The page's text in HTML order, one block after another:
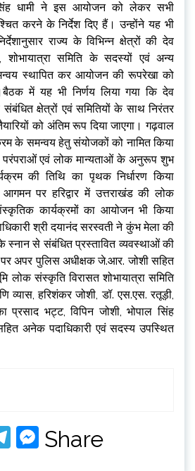
धामी ने इस आयोजन को लेकर सभी
करने के निर्देश दिए हैं। उन्होंने यह भी
राज्य के विभिन्न क्षेत्रों की देव
शोभायात्रा समिति के सदस्यों एवं अन्य
स्थापित कर आयोजन की रूपरेखा को
में यह भी निर्णय लिया गया कि देव
क्षेत्रों एवं समितियों के साथ निरंतर
को अंतिम रूप दिया जाएगा। गढ़वाल
के समन्वय हेतु संयोजकों को नामित किया
परंपराओं एवं लोक मान्यताओं के अनुरूप शुभ
की तिथि का पृथक निर्धारण किया
पर हरिद्वार में उत्तराखंड की लोक
कार्यक्रमों का आयोजन भी किया
श्री दयानंद सरस्वती ने कुंभ मेला की
स्नान से संबंधित प्रस्तावित व्यवस्थाओं की
अपर पुलिस अधीक्षक जे.आर. जोशी सहित
लोक संस्कृति विरासत शोभायात्रा समिति
व्यास, हरिशंकर जोशी, डॉ. एस.एस. रतूड़ी,
प्रसाद भट्ट, विपिन जोशी, भोपाल सिंह
अनेक पदाधिकारी एवं सदस्य उपस्थित
Telegram
Messenger
Share